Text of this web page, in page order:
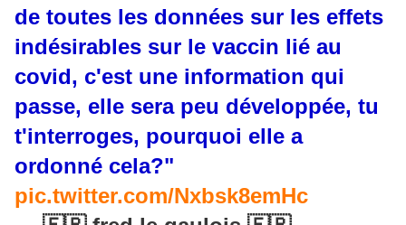
de toutes les données sur les effets
indésirables sur le vaccin lié au
covid, c'est une information qui
passe, elle sera peu développée, tu
t'interroges, pourquoi elle a
ordonné cela?"
pic.twitter.com/Nxbsk8emHc